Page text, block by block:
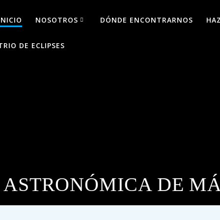
NOSOTROS DÓNDE ENCONTRARNOS
DE ECLIPSES
DE